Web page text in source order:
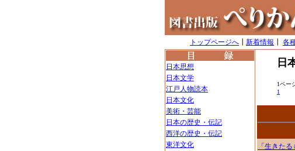
トップページへ 新着情報 各
日本思想
日本文学
江戸人物読本
日本文化
美術・芸能
日本の歴史・伝記
西洋の歴史・伝記
東洋文化
日
1ペー
1
「生きた